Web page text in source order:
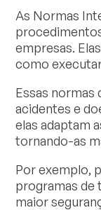
As Normas
empresas.
como
Essas normas
acidentes e
elas adaptam
tornando-as
Por exemplo,
programas de
maior